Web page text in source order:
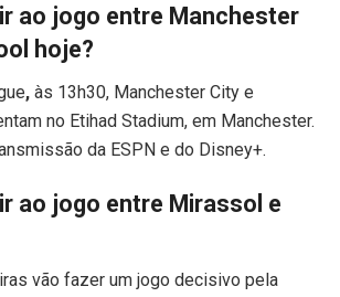
ao jogo entre Manchester
hoje?
, às 13h30, Manchester City e
no Etihad Stadium, em Manchester.
da ESPN e do Disney+.
ao jogo entre Mirassol e
vão fazer um jogo decisivo pela